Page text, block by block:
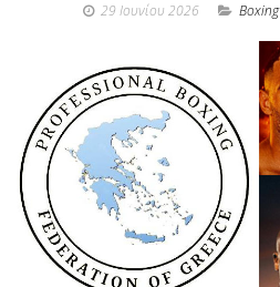
29 Ιουνίου 2026 Boxing